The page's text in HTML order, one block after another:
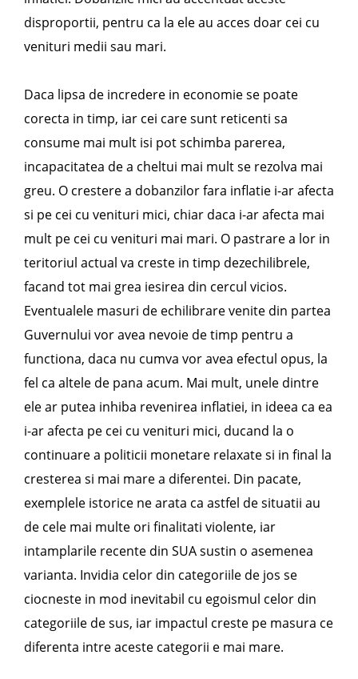
disproportii, pentru ca la ele au acces doar cei cu
venituri medii sau mari.
Daca lipsa de incredere in economie se poate
corecta in timp, iar cei care sunt reticenti sa
consume mai mult isi pot schimba parerea,
incapacitatea de a cheltui mai mult se rezolva mai
greu. O crestere a dobanzilor fara inflatie i-ar afecta
si pe cei cu venituri mici, chiar daca i-ar afecta mai
mult pe cei cu venituri mai mari. O pastrare a lor in
teritoriul actual va creste in timp dezechilibrele,
facand tot mai grea iesirea din cercul vicios.
Eventualele masuri de echilibrare venite din partea
Guvernului vor avea nevoie de timp pentru a
functiona, daca nu cumva vor avea efectul opus, la
fel ca altele de pana acum. Mai mult, unele dintre
ele ar putea inhiba revenirea inflatiei, in ideea ca ea
i-ar afecta pe cei cu venituri mici, ducand la o
continuare a politicii monetare relaxate si in final la
cresterea si mai mare a diferentei. Din pacate,
exemplele istorice ne arata ca astfel de situatii au
de cele mai multe ori finalitati violente, iar
intamplarile recente din SUA sustin o asemenea
varianta. Invidia celor din categoriile de jos se
ciocneste in mod inevitabil cu egoismul celor din
categoriile de sus, iar impactul creste pe masura ce
diferenta intre aceste categorii e mai mare.